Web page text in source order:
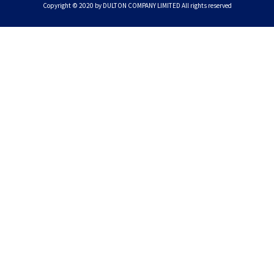
Copyright © 2020 by DULTON COMPANY LIMITED All rights reserved